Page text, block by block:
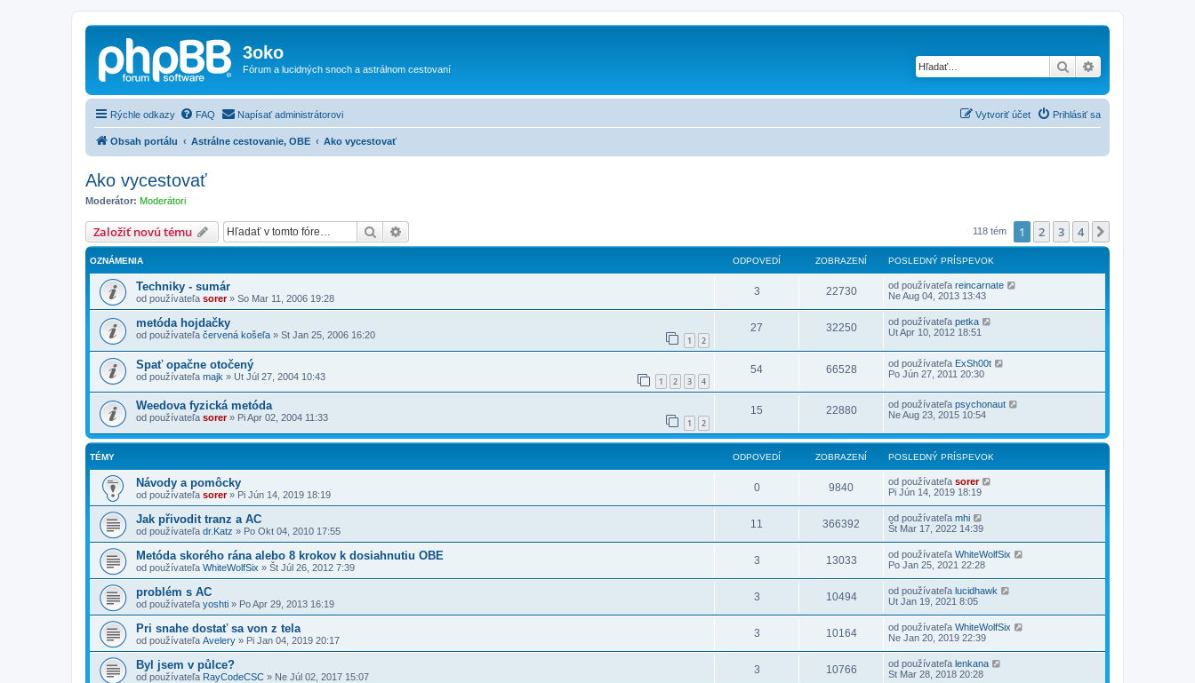
3oko
Fórum a lucidných snoch a astrálnom cestovaní Hľadať
Rýchle odkazy FAQ Napísať administrátorovi Prihlásiť sa
Vytvoriť účet
Obsah portálu Astrálne cestovanie, OBE Ako vycestovať
Ako vycestovať
Moderátor: Moderátori
Založiť novú tému Hľadať 118 tém 1 2 3 4
OZNÁMENIA ODPOVEDÍ ZOBRAZENÍ POSLEDNÝ PRÍSPEVOK
Techniky - sumár
od používateľa sorer» So Mar 11, 2006 19:28
3 22730 od používateľa reincarnate
Ne Aug 04, 2013 13:43
metóda hojdačky
od používateľa červená košeľa » St Jan 25, 2006 16:20 1 2
27 32250 od používateľa petka
Ut Apr 10, 2012 18:51
Spať opačne otočený
od používateľa majk » Ut Júl 27, 2004 10:43 1 2 3 4
54 66528 od používateľa ExSh00t
Po Jún 27, 2011 20:30
Weedova fyzická metóda
od používateľa sorer» Pi Apr 02, 2004 11:33 1 2
15 22880 od používateľa psychonaut
Ne Aug 23, 2015 10:54
TÉMY ODPOVEDÍ ZOBRAZENÍ POSLEDNÝ PRÍSPEVOK
Návody a pomôcky
od používateľa sorer» Pi Jún 14, 2019 18:19
0 9840 od používateľa sorer
Pi Jún 14, 2019 18:19
Jak přivodit tranz a AC
od používateľa dr.Katz » Po Okt 04, 2010 17:55
11 366392 od používateľa mhi
Št Mar 17, 2022 14:39
Metóda skorého rána alebo 8 krokov k dosiahnutiu OBE
od používateľa WhiteWolfSix » Št Júl 26, 2012 7:39
3 13033 od používateľa WhiteWolfSix
Po Jan 25, 2021 22:28
problém s AC
od používateľa yoshti » Po Apr 29, 2013 16:19
3 10494 od používateľa lucidhawk
Ut Jan 19, 2021 8:05
Pri snahe dostať sa von z tela
od používateľa Avelery » Pi Jan 04, 2019 20:17
3 10164 od používateľa WhiteWolfSix
Ne Jan 20, 2019 22:39
Byl jsem v půlce?
od používateľa RayCodeCSC » Ne Júl 02, 2017 15:07
3 10766 od používateľa lenkana
St Mar 28, 2018 20:28